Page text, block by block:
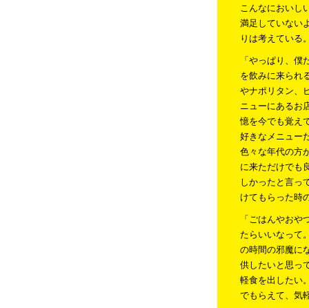
こんなにおいし
満足していない
りは考えている
「やっぱり、
を飲みに来られ
やナポリタン、
ニューにあるお
憶を今でも覚え
好きなメニュー
色々な年代の方
に来ただけでも
しかったと言っ
けてもらった時
「ごはんやお
たらいいなって
の時間の邪魔に
供したいと思っ
軽食を出したい
でもらえて、気